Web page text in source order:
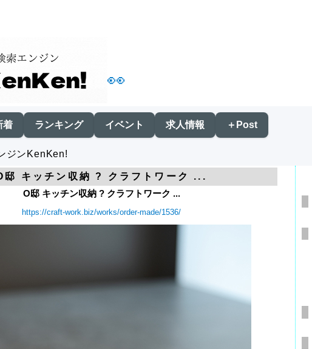
👀
着 ランキング イベント 求人情報 ＋Post
ジンKenKen!
邸 キッチン収納 ? クラフトワーク ...
O邸 キッチン収納 ? クラフトワーク ...
https://craft-work.biz/works/order-made/1536/